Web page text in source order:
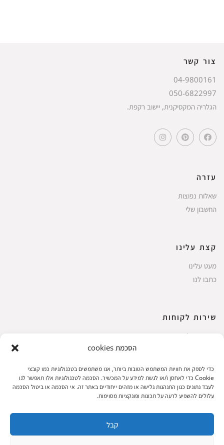
הסכמת cookies
כדי לספק את חוויות המשתמש הטובות ביותר, אנו משתמשים בטכנולוגיות כמו קובצי
Cookie כדי לאחסן ו/או לגשת למידע על המכשיר. הסכמה לטכנולוגיות אלו תאפשר לנו
לעבד נתונים כגון התנהגות גלישה או מזהים ייחודיים באתר זה. אי הסכמה או ביטול הסכמה
עלולים להשפיע לרעה על תכונות ופונקציות מסוימות.
קבל
צור קשר
04-9800161
050-6822997
הגלריה המקסיקנית, יישוב רקפת.
עזרה
שאלות נפוצות
החשבון שלי
קצת עלינו
מעט עלינו
כתבו לנו
שירות לקוחות
החשבון שלי
עגלת קניות
תקנון אתר